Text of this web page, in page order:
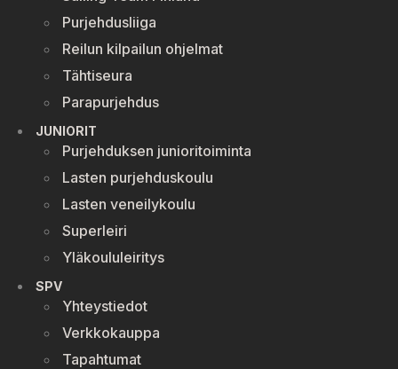
Purjehdusliiga
Reilun kilpailun ohjelmat
Tähtiseura
Parapurjehdus
JUNIORIT
Purjehduksen junioritoiminta
Lasten purjehduskoulu
Lasten veneilykoulu
Superleiri
Yläkoululeiritys
SPV
Yhteystiedot
Verkkokauppa
Tapahtumat